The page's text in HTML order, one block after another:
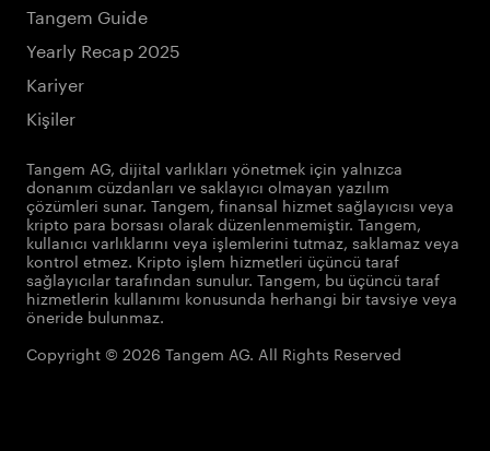
Tangem Guide
Yearly Recap 2025
Kariyer
Kişiler
Tangem AG, dijital varlıkları yönetmek için yalnızca
donanım cüzdanları ve saklayıcı olmayan yazılım
çözümleri sunar. Tangem, finansal hizmet sağlayıcısı veya
kripto para borsası olarak düzenlenmemiştir. Tangem,
kullanıcı varlıklarını veya işlemlerini tutmaz, saklamaz veya
kontrol etmez. Kripto işlem hizmetleri üçüncü taraf
sağlayıcılar tarafından sunulur. Tangem, bu üçüncü taraf
hizmetlerin kullanımı konusunda herhangi bir tavsiye veya
öneride bulunmaz.